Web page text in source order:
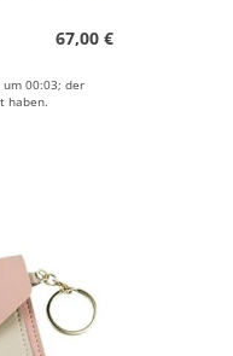
67,00 €
00:03; der
haben.